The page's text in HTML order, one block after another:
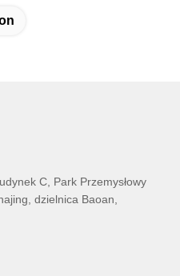
C, Park Przemysłowy
dzielnica Baoan,